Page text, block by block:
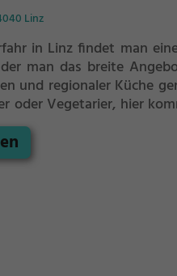
Linz
in Linz findet man
man das breite
und regionaler Küche
oder Vegetarier, hier
rustikale Ambiente lädt
Mitarbeiter
Gastfreundschaft. Wer